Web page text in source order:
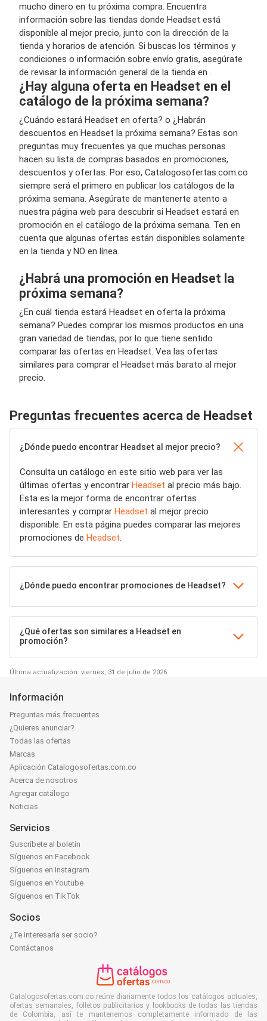
mucho dinero en tu próxima compra. Encuentra
información sobre las tiendas donde Headset está
disponible al mejor precio, junto con la dirección de la
tienda y horarios de atención. Si buscas los términos y
condiciones o información sobre envío gratis, asegúrate
de revisar la información general de la tienda en .
¿Hay alguna oferta en Headset en el
catálogo de la próxima semana?
¿Cuándo estará Headset en oferta? o ¿Habrán
descuentos en Headset la próxima semana? Estas son
preguntas muy frecuentes ya que muchas personas
hacen su lista de compras basados en promociones,
descuentos y ofertas. Por eso, Catalogosofertas.com.co
siempre será el primero en publicar los catálogos de la
próxima semana. Asegúrate de mantenerte atento a
nuestra página web para descubrir si Headset estará en
promoción en el catálogo de la próxima semana. Ten en
cuenta que algunas ofertas están disponibles solamente
en la tienda y NO en línea.
¿Habrá una promoción en Headset la
próxima semana?
¿En cuál tienda estará Headset en oferta la próxima
semana? Puedes comprar los mismos productos en una
gran variedad de tiendas, por lo que tiene sentido
comparar las ofertas en Headset. Vea las ofertas
similares para comprar el Headset más barato al mejor
precio.
Preguntas frecuentes acerca de Headset
¿Dónde puedo encontrar Headset al mejor precio?
Consulta un catálogo en este sitio web para ver las
últimas ofertas y encontrar Headset al precio más bajo.
Esta es la mejor forma de encontrar ofertas
interesantes y comprar Headset al mejor precio
disponible. En esta página puedes comparar las mejores
promociones de Headset.
¿Dónde puedo encontrar promociones de Headset?
¿Qué ofertas son similares a Headset en
promoción?
Última actualización: viernes, 31 de julio de 2026
Información
Preguntas más frecuentes
¿Quieres anunciar?
Todas las ofertas
Marcas
Aplicación Catalogosofertas.com.co
Acerca de nosotros
Agregar catálogo
Noticias
Servicios
Suscríbete al boletín
Síguenos en Facebook
Síguenos en Instagram
Síguenos en Youtube
Síguenos en TikTok
Socios
¿Te interesaría ser socio?
Contáctanos
Catalogosofertas.com.co reúne diariamente todos los catálogos actuales,
ofertas semanales, folletos publicitarios y lookbooks de todas las tiendas
de Colombia, así te mantenemos completamente informado de las